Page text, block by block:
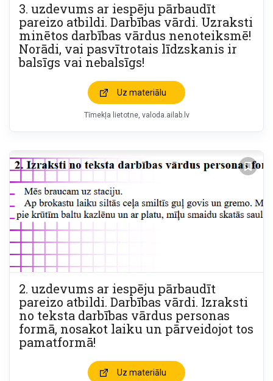
3. uzdevums ar iespēju pārbaudīt
pareizo atbildi. Darbības vārdi. Uzraksti
minētos darbības vārdus nenoteiksmē!
Norādi, vai pasvītrotais līdzskanis ir
balsīgs vai nebalsīgs!
Uz materiālu
Tīmekļa lietotne valoda.ailab.lv
2. uzdevums ar iespēju pārbaudīt
pareizo atbildi. Darbības vārdi. Izraksti
no teksta darbības vārdus personas
formā, nosakot laiku un pārveidojot tos
pamatformā!
Uz materiālu